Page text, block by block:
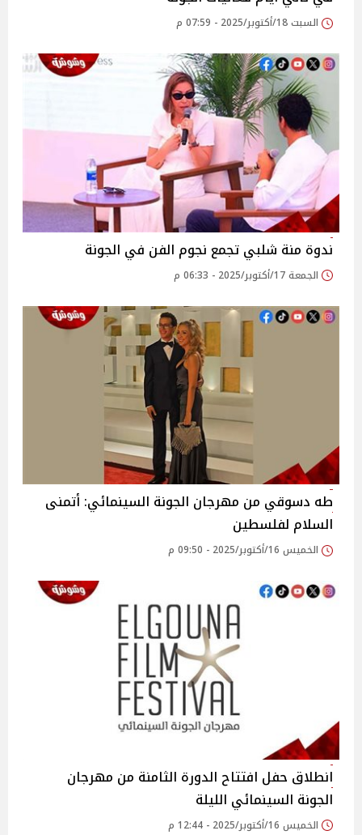
السبت 18/أكتوبر/2025 - 07:59 م
ندوة منة شلبي تجمع نجوم الفن في الجونة
الجمعة 17/أكتوبر/2025 - 06:33 م
طه دسوقي من مهرجان الجونة السينمائي: أتمنى
السلام لفلسطين
الخميس 16/أكتوبر/2025 - 09:50 م
انطلاق حفل افتتاح الدورة الثامنة من مهرجان
الجونة السينمائي الليلة
الخميس 16/أكتوبر/2025 - 12:44 م